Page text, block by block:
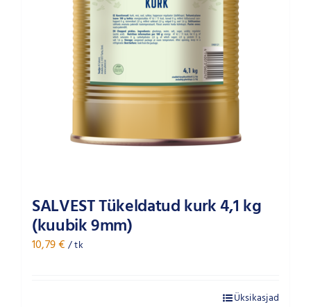
SALVEST Tükeldatud kurk 4,1 kg
(kuubik 9mm)
10,79€ / tk
Üksikasjad